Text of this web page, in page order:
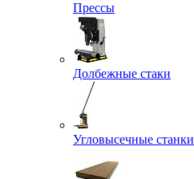
Прессы
Долбежные стаки
Угловысечные станки